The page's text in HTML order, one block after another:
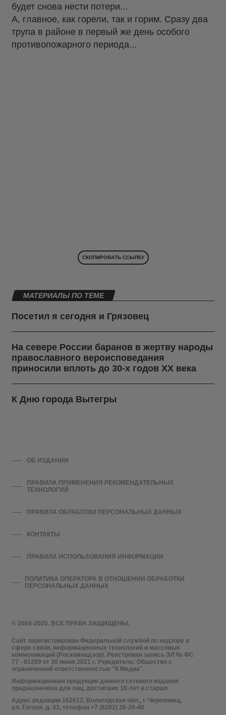
будет снова нести потери...
А, главное, как горели, так и горим. Сразу два
трупа в районе в первый же день особого
противопожарного периода...
СКОПИРОВАТЬ ССЫЛКУ
МАТЕРИАЛЫ ПО ТЕМЕ
Посетил я сегодня и Грязовец
На севере России баранов в жертву народы
православного вероисповедания
приносили вплоть до 30-х годов ХХ века
К Дню города Вытегры
© 2004-2025. ВСЕ ПРАВА ЗАЩИЩЕНЫ.
Сайт зарегистрирован Федеральной службой по надзору в
сфере связи, информационных технологий и массовых
коммуникаций (Роскомнадзор). Реестровая запись ЭЛ № ФС
77 - 81209 от 30 июня 2021 г. Учредитель: Общество с
ограниченной ответственностью "К Медиа".
Информационная продукция данного сетевого издания
предназначена для лиц, достигших 16 лет и старше
Адрес редакции 162612, Вологодская обл., г. Череповец,
ул. Гоголя, д. 43, телефон +7 (8202) 28-20-40
ОБ ИЗДАНИИ
ПРАВИЛА ПРИМЕНЕНИЯ РЕКОМЕНДАТЕЛЬНЫХ
ТЕХНОЛОГИЙ
ПРАВИЛА ОБРАБОТКИ ПЕРСОНАЛЬНЫХ ДАННЫХ
КОНТАКТЫ
ПРАВИЛА ИСПОЛЬЗОВАНИЯ ИНФОРМАЦИИ
ПОЛИТИКА ОПЕРАТОРА В ОТНОШЕНИИ ОБРАБОТКИ
ПЕРСОНАЛЬНЫХ ДАННЫХ